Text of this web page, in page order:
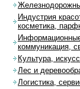
Индустрия
косметика,
коммуникация,
Культура,
Лес и
Логистика,